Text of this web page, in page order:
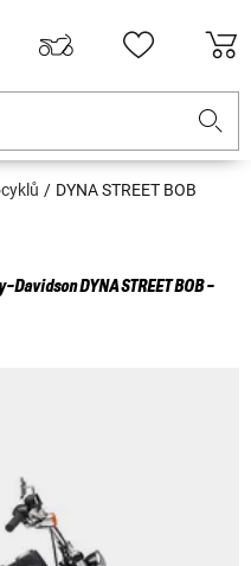
DYNA STREET BOB
DavidsonDYNA STREET BOB -